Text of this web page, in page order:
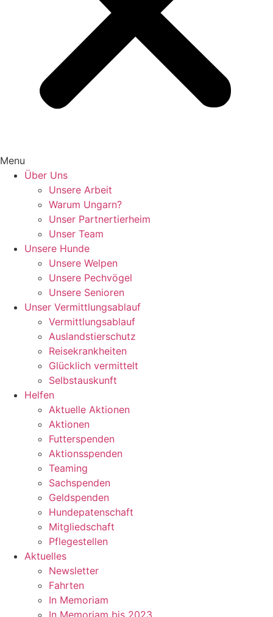
Menu
Über Uns
Unsere Arbeit
Warum Ungarn?
Unser Partnertierheim
Unser Team
Unsere Hunde
Unsere Welpen
Unsere Pechvögel
Unsere Senioren
Unser Vermittlungsablauf
Vermittlungsablauf
Auslandstierschutz
Reisekrankheiten
Glücklich vermittelt
Selbstauskunft
Helfen
Aktuelle Aktionen
Aktionen
Futterspenden
Aktionsspenden
Teaming
Sachspenden
Geldspenden
Hundepatenschaft
Mitgliedschaft
Pflegestellen
Aktuelles
Newsletter
Fahrten
In Memoriam